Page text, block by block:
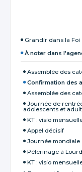
Grandir dans la Foi
À noter dans
Assemblée des
Confirmation des
Assemblée des
Journée de
adolescents et
KT : visio
Appel décisif
Journée mondiale
Pèlerinage à
KT : visio